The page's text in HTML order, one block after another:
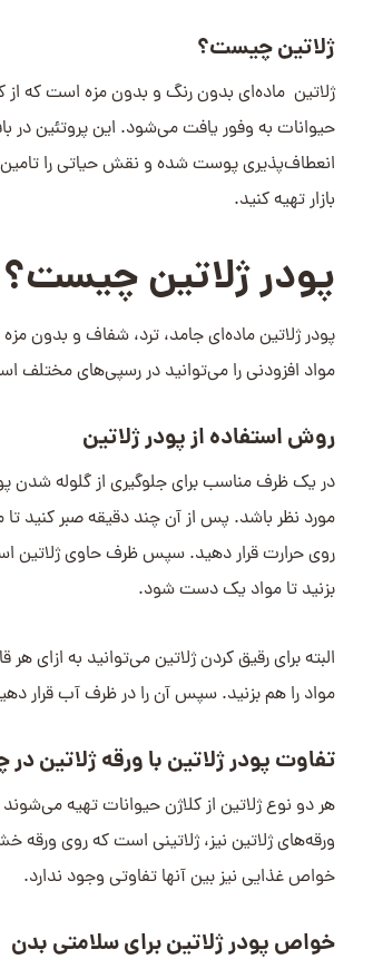
ژلاتین چیست؟
ژلاتین ماده‌ای بدون رنگ و بدون مزه است که
حیوانات به وفور یافت می‌شود. این پروتئین در
انعطاف‌پذیری پوست شده و نقش حیاتی را تامین
بازار تهیه کنید.
پودر ژلاتین چیست؟
پودر ژلاتین ماده‌ای جامد، ترد، شفاف و بدون
مواد افزودنی را می‌توانید در رسپی‌های مختلف
روش استفاده از پودر ژلاتین
در یک ظرف مناسب برای جلوگیری از گلوله شدن
روی حرارت قرار دهید. سپس ظرف حاوی ژلاتین
بزنید تا مواد یک دست شود.
البته برای رقیق کردن ژلاتین می‌توانید به ازای
مواد را هم بزنید. سپس آن را در ظرف آب قرار
تفاوت پودر ژلاتین با ورقه ژلاتین
هر دو نوع ژلاتین از کلاژن حیوانات تهیه
ورقه‌های ژلاتین نیز، ژلاتینی است که روی
خواص غذایی نیز بین آنها تفاوتی وجود ندارد.
خواص پودر ژلاتین برای سلامتی بدن